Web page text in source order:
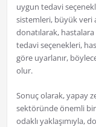
uygun tedavi
sistemleri, büyük veri
donatılarak,
tedavi seçenekleri,
göre uyarlanır,
olur.
Sonuç olarak, yapay
sektöründe önemli bir
odaklı yaklaşımıyla,